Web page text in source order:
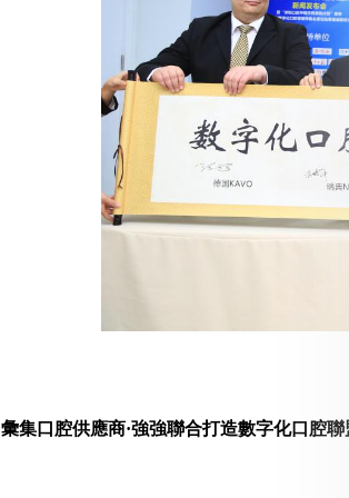
彙集口腔供應商·強強聯合打造數字化口腔聯